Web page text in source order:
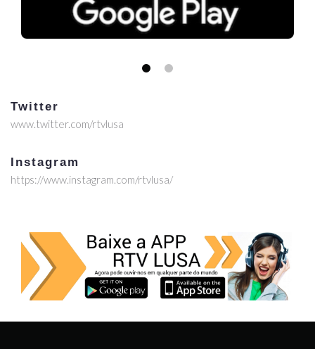
Twitter
www.twitter.com/rtvlusa
Instagram
https://www.instagram.com/rtvlusa/